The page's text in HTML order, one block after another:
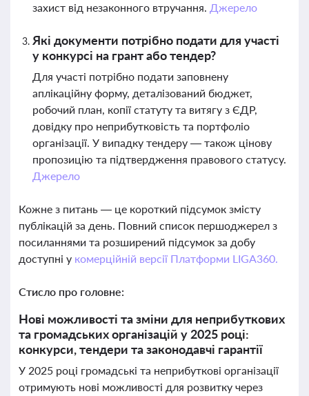
захист від незаконного втручання. Джерело
Які документи потрібно подати для участі
у конкурсі на грант або тендер?
Для участі потрібно подати заповнену
аплікаційну форму, деталізований бюджет,
робочий план, копії статуту та витягу з ЄДР,
довідку про неприбутковість та портфоліо
організації. У випадку тендеру — також цінову
пропозицію та підтвердження правового статусу.
Джерело
Кожне з питань — це короткий підсумок змісту
публікацій за день. Повний список першоджерел з
посиланнями та розширений підсумок за добу
доступні у комерційній версії Платформи LIGA360.
Стисло про головне:
Нові можливості та зміни для неприбуткових
та громадських організацій у 2025 році:
конкурси, тендери та законодавчі гарантії
У 2025 році громадські та неприбуткові організації
отримують нові можливості для розвитку через